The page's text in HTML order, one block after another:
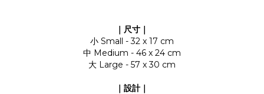
｜尺寸｜
小 Small - 32 x 17 cm
中 Medium - 46 x 24 cm
大 Large - 57 x 30 cm
｜設計｜